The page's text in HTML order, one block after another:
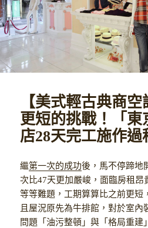
【美式輕古典商
更短的挑戰！「東
店28天完工施作過
繼第一次的成功後，馬不停蹄地
次比47天更加嚴峻，面臨房租昂
等等難題，工期算算比之前更短
且屋況原先為牛排館，對於室
問題「油污整頓」與「格局重建